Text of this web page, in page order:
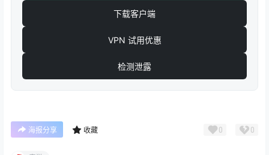
下载客户端
VPN 试用优惠
检测泄露
海报分享 收藏 0 0